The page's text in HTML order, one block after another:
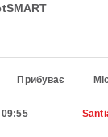
Прибуває
09:55